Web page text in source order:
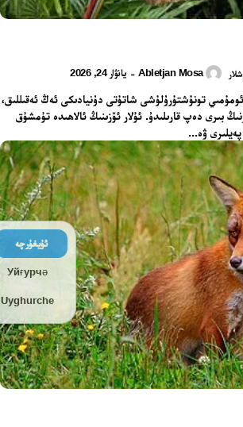
Abletjan Mosa
- يانۋار 24, 2026
نىڭ ئومۇمىي تونۇشتۇرۇلۇشى شاتۇتى دۇنيادىكى ئەڭ ئەقىللىق،
بىرى دەپ قارىلىدۇ. ئۇلار ئۆزىنىڭ ئالاھىدە تۇمشۇق
ۋە...
ئۇيغۇرچە
Уйғурчә
Uyghurche